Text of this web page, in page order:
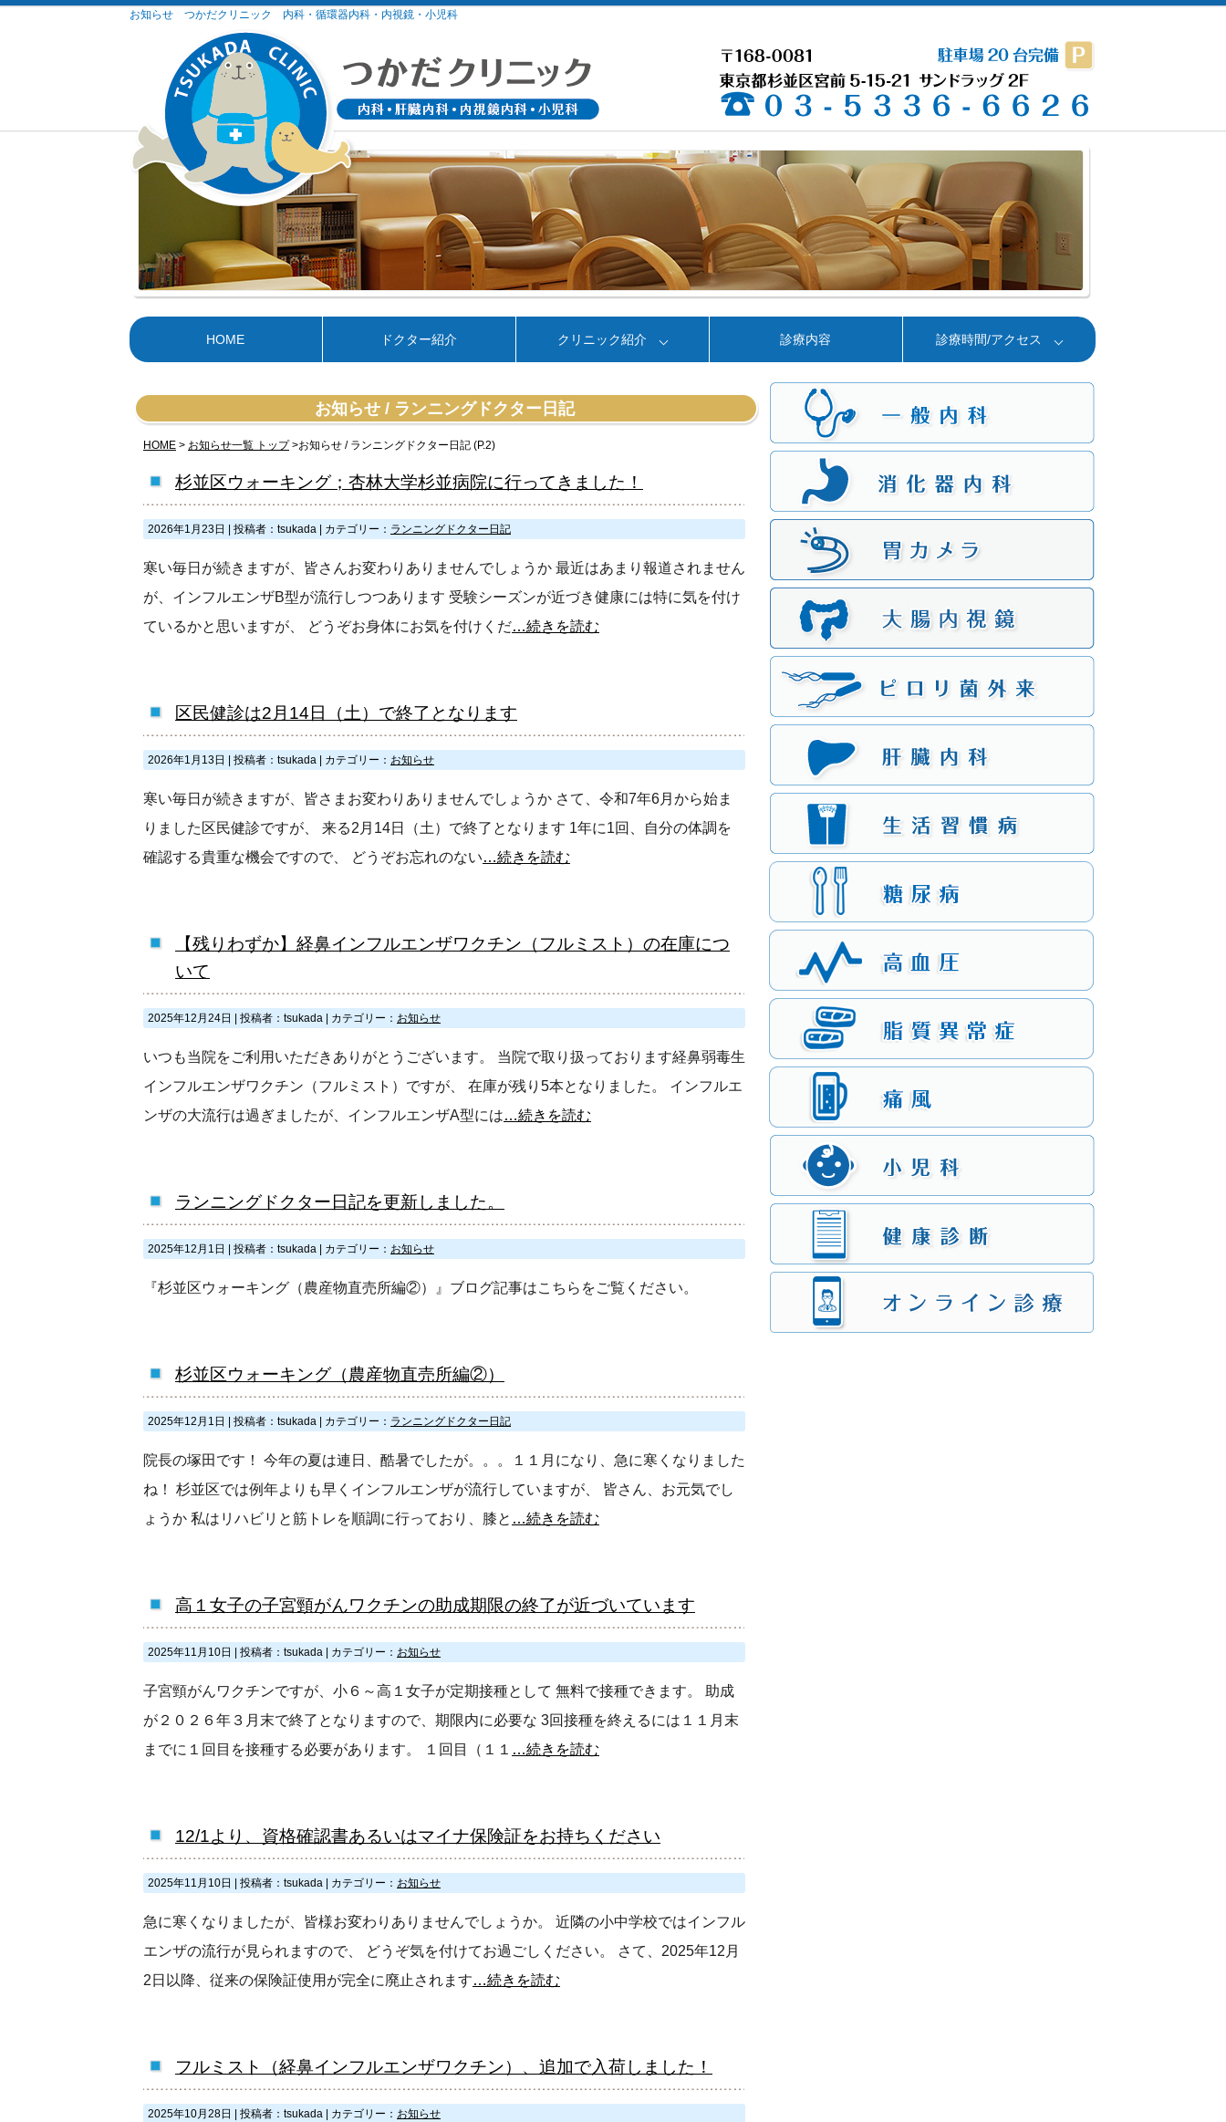
お知らせ つかだクリニック 内科・循環器内科・内視鏡・小児科
HOME ドクター紹介 クリニック紹介 診療内容 診療時間/アクセス
お知らせ / ランニングドクター日記
HOME > お知らせ一覧 トップ>お知らせ / ランニングドクター日記 (P.2)
杉並区ウォーキング；杏林大学杉並病院に行ってきました！
2026年1月23日 投稿者：tsukada カテゴリー： ランニングドクター日記
寒い毎日が続きますが、皆さんお変わりありませんでしょうか 最近はあまり報道されません
が、インフルエンザB型が流行しつつあります 受験シーズンが近づき健康には特に気を付け
ているかと思いますが、 どうぞお身体にお気を付けくだ…続きを読む
区民健診は2月14日（土）で終了となります
2026年1月13日 投稿者：tsukada カテゴリー： お知らせ
寒い毎日が続きますが、皆さまお変わりありませんでしょうか さて、令和7年6月から始ま
りました区民健診ですが、 来る2月14日（土）で終了となります 1年に1回、自分の体調を
確認する貴重な機会ですので、 どうぞお忘れのない…続きを読む
【残りわずか】経鼻インフルエンザワクチン（フルミスト）の在庫につ
いて
2025年12月24日 投稿者：tsukada カテゴリー： お知らせ
いつも当院をご利用いただきありがとうございます。 当院で取り扱っております経鼻弱毒生
インフルエンザワクチン（フルミスト）ですが、 在庫が残り5本となりました。 インフルエ
ンザの大流行は過ぎましたが、インフルエンザA型には…続きを読む
ランニングドクター日記を更新しました。
2025年12月1日 投稿者：tsukada カテゴリー： お知らせ
『杉並区ウォーキング（農産物直売所編②）』ブログ記事はこちらをご覧ください。
杉並区ウォーキング（農産物直売所編②）
2025年12月1日 投稿者：tsukada カテゴリー： ランニングドクター日記
院長の塚田です！ 今年の夏は連日、酷暑でしたが。。。１１月になり、急に寒くなりました
ね！ 杉並区では例年よりも早くインフルエンザが流行していますが、 皆さん、お元気でし
ょうか 私はリハビリと筋トレを順調に行っており、膝と …続きを読む
高１女子の子宮頸がんワクチンの助成期限の終了が近づいています
2025年11月10日 投稿者：tsukada カテゴリー： お知らせ
子宮頸がんワクチンですが、小６～高１女子が定期接種として 無料で接種できます。 助成
が２０２６年３月末で終了となりますので、期限内に必要な 3回接種を終えるには１１月末
までに１回目を接種する必要があります。 １回目（１１ …続きを読む
12/1より、資格確認書あるいはマイナ保険証をお持ちください
2025年11月10日 投稿者：tsukada カテゴリー： お知らせ
急に寒くなりましたが、皆様お変わりありませんでしょうか。 近隣の小中学校ではインフル
エンザの流行が見られますので、 どうぞ気を付けてお過ごしください。 さて、2025年12月
2日以降、従来の保険証使用が完全に廃止されます…続きを読む
フルミスト（経鼻インフルエンザワクチン）、追加で入荷しました！
2025年10月28日 投稿者：tsukada カテゴリー： お知らせ